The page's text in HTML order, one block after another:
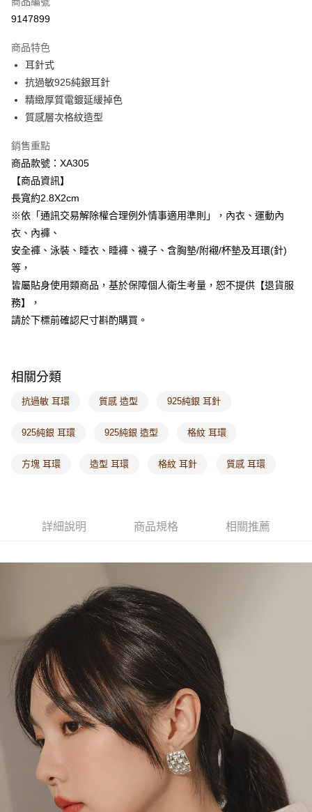
萊爾富取貨付款
付款後萊爾富取貨
每筆NT$60，滿NT$1,000(含以上)免運費
7-11取貨付款
每筆NT$60，滿NT$1,000(含以上)免運費
付款後7-11取貨
每筆NT$60，滿NT$1,000(含以上)免運費
宅配
每筆NT$120，滿NT$1,000(含以上)免運費
付款後門市自取
每筆NT$60，滿NT$1,000(含以上)免運費
海外配送-港/澳/新/馬/泰國專屬 查看運費
海外配送-其他亞洲地區
9147899
商品特色
耳針式
抗過敏925純銀耳針
精緻厚質電鍍延緩掉色
質感層次格紋造型
銷售重點
商品款號：XA305
【商品資訊】
長寬約2.8X2cm
※依「通訊交易解除權合理例外情事適用準則」，內衣、運動內
衣、內褲、
安全褲、泳裝、睡衣、睡褲、襪子、含胸墊/附襯/杯墊及耳環(針)
等，
皆屬貼身使用類商品，基於保障個人衛生考量，恕不提供【退貨服
務】，
請於下標前確認尺寸斟酌購買。
相關分類
抗過敏 耳環 質感 造型 925純銀 耳針
925純銀 耳環 925純銀 造型 格紋 耳環
方塊 耳環 造型 耳環 格紋 耳針 質感 耳環
詳細說明 商品規格 相關推薦